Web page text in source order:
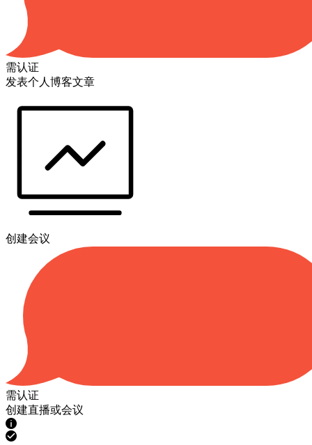
需认证
发表个人博客文章
创建会议
需认证
创建直播或会议